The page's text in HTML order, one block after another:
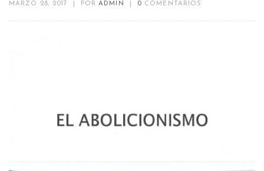
MARZO 28, 2017 PORADMIN 0 COMENTARIOS